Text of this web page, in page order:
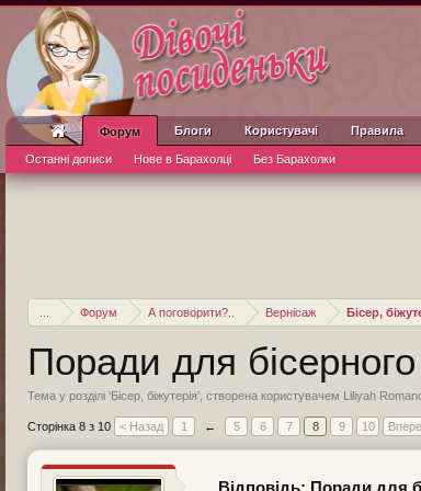
Форум А поговорити?.. Вернісаж Бісер,
Поради для
Тема у розділі 'Бісер, біжутерія', створена користувачем Liliyah
Сторінка 8 з 10 < Назад 1 ← 5 6 7 8 9 10
Форум
Останні дописи Нове в Барахолці Без Барахолки
Блоги Користувачі Правила